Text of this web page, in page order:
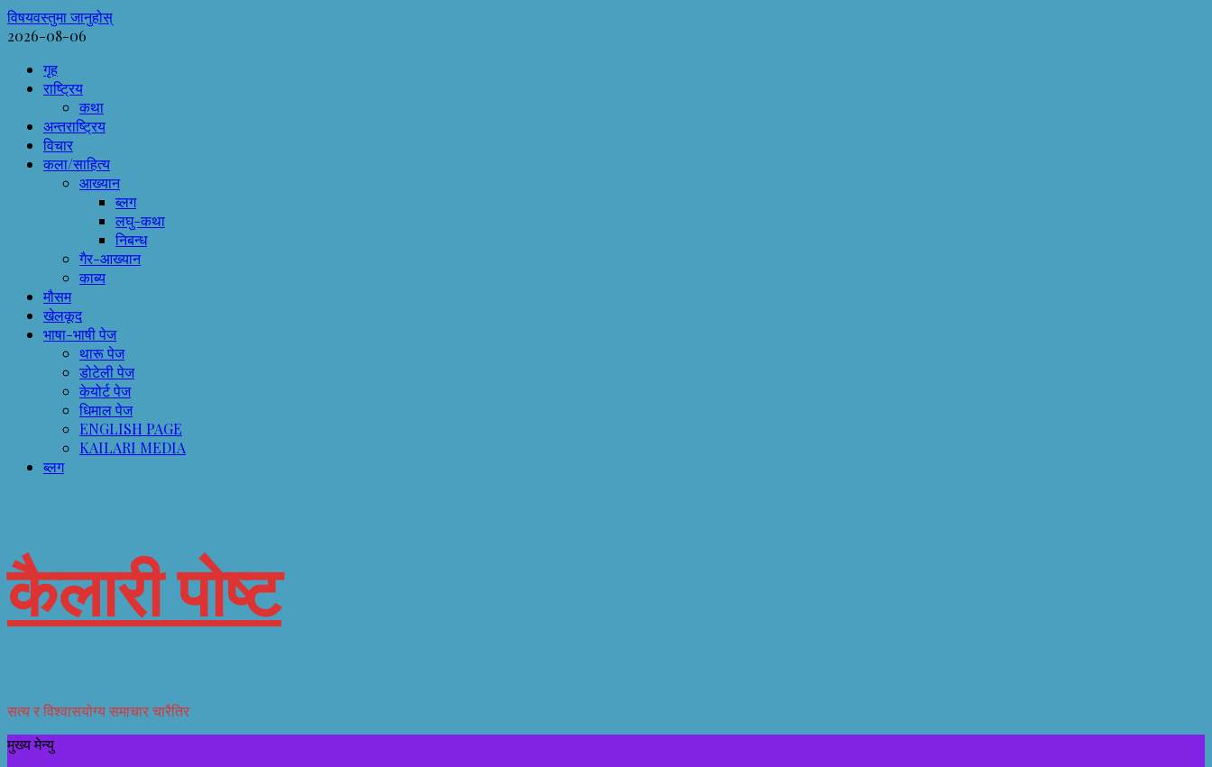
विषयवस्तुमा जानुहोस्
2026-08-06
गृह
राष्ट्रिय
कथा
अन्तराष्ट्रिय
विचार
कला/साहित्य
आख्यान
ब्लग
लघु-कथा
निबन्ध
गैर-आख्यान
काब्य
मौसम
खेलकूद
भाषा-भाषी पेज
थारू पेज
डोटेली पेज
केयोर्ट पेज
धिमाल पेज
ENGLISH PAGE
KAILARI MEDIA
ब्लग
कैलारी पोष्ट
सत्य र विश्वासयोग्य समाचार चारैतिर
मुख्य मेन्यु